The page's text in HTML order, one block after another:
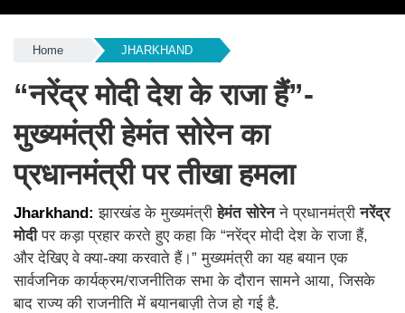
Home JHARKHAND
“नरेंद्र मोदी देश के राजा हैं”-
मुख्यमंत्री हेमंत सोरेन का
प्रधानमंत्री पर तीखा हमला
Jharkhand:झारखंड के मुख्यमंत्रीहेमंत सोरेनने प्रधानमंत्रीनरेंद्र
मोदीपर कड़ा प्रहार करते हुए कहा कि “नरेंद्र मोदी देश के राजा हैं,
और देखिए वे क्या-क्या करवाते हैं।” मुख्यमंत्री का यह बयान एक
सार्वजनिक कार्यक्रम/राजनीतिक सभा के दौरान सामने आया, जिसके
बाद राज्य की राजनीति में बयानबाज़ी तेज हो गई है.